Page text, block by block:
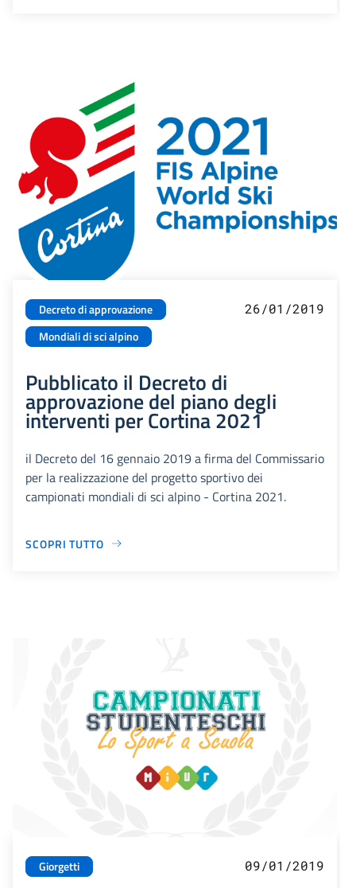
Decreto di approvazione
Mondiali di sci alpino
26/01/2019
Pubblicato il Decreto di
approvazione del piano degli
interventi per Cortina 2021
il Decreto del 16 gennaio 2019 a firma del Commissario
per la realizzazione del progetto sportivo dei
campionati mondiali di sci alpino - Cortina 2021.
SCOPRI TUTTO
Giorgetti 09/01/2019